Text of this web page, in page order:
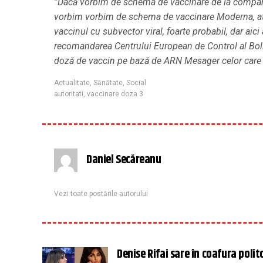
vorbim vorbim de schema de vaccinare Moderna,
vaccinul cu subvector viral, foarte probabil, dar
recomandarea Centrului European de Control al
doză de vaccin pe bază de ARN Mesager celor
Actualitate Sănătate Social
autoritati vaccinare doza 3
Daniel Secăreanu
Vezi toate postările autorului
Denise Rifai sare în coafura